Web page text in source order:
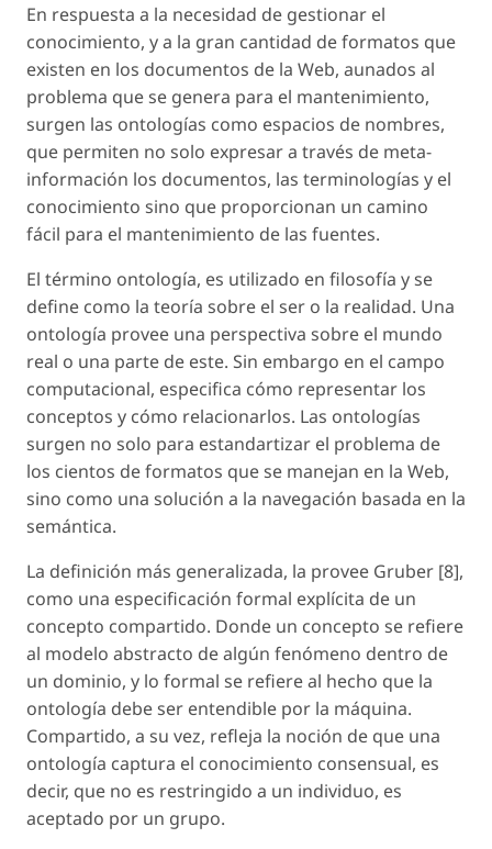
En respuesta a la necesidad de gestionar el
conocimiento, y a la gran cantidad de formatos que
existen en los documentos de la Web, aunados al
problema que se genera para el mantenimiento,
surgen las ontologías como espacios de nombres,
que permiten no solo expresar a través de meta-
información los documentos, las terminologías y el
conocimiento sino que proporcionan un camino
fácil para el mantenimiento de las fuentes.
El término ontología, es utilizado en filosofía y se
define como la teoría sobre el ser o la realidad. Una
ontología provee una perspectiva sobre el mundo
real o una parte de este. Sin embargo en el campo
computacional, especifica cómo representar los
conceptos y cómo relacionarlos. Las ontologías
surgen no solo para estandartizar el problema de
los cientos de formatos que se manejan en la Web,
sino como una solución a la navegación basada en la
semántica.
La definición más generalizada, la provee Gruber [8],
como una especificación formal explícita de un
concepto compartido. Donde un concepto se refiere
al modelo abstracto de algún fenómeno dentro de
un dominio, y lo formal se refiere al hecho que la
ontología debe ser entendible por la máquina.
Compartido, a su vez, refleja la noción de que una
ontología captura el conocimiento consensual, es
decir, que no es restringido a un individuo, es
aceptado por un grupo.